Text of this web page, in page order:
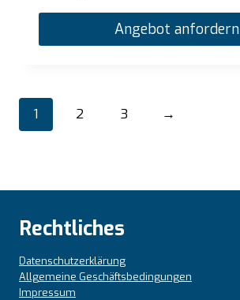
Angebot anfordern
1 2 3 →
Rechtliches
Datenschutzerklärung
Allgemeine Geschäftsbedingungen
Impressum